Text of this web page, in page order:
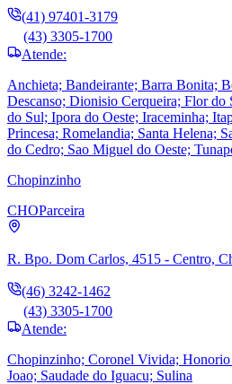
(41) 97401-3179
(43) 3305-1700
Atende:
Anchieta; Bandeirante; Barra Bonita;
Descanso; Dionisio Cerqueira; Flor do
do Sul; Ipora do Oeste; Iraceminha;
Princesa; Romelandia; Santa Helena;
do Cedro; Sao Miguel do Oeste;
Chopinzinho
CHOParceira
R. Bpo. Dom Carlos, 4515 - Centro,
(46) 3242-1462
(43) 3305-1700
Atende:
Chopinzinho; Coronel Vivida; Honorio
Joao; Saudade do Iguacu; Sulina